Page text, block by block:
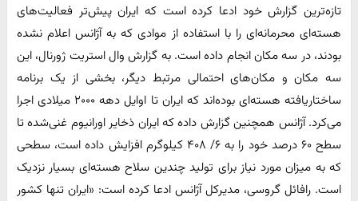
تازه‌ترین گزارش خود ادعا کرده است که ایران پیش‌تر فعالیت‌های
هسته‌ای محرمانه‌ای را با استفاده از موادی که به آژانس اعلام نشده
بودند، در سه مکان انجام داده است. به گزارش وال استریت ژورنال، این
سه مکان و مکان‌های احتمالی مرتبط دیگر، بخشی از یک برنامه
ساختاریافته هسته‌ای بوده‌اند که ایران تا اوایل دهه ۲۰۰۰ میلادی اجرا
می‌کرد. آژانس همچنین گزارش داده که ایران ذخایر اورانیوم غنی‌شده تا
سطح ۶۰ درصد خود را به ۶/ ۴۰۸ کیلوگرم افزایش داده است، سطحی
که به میزان مورد نیاز برای تولید چندین سلاح هسته‌ای بسیار نزدیک
است. رافائل گروسی، مدیرکل آژانس ادعا کرده است: «ایران تنها کشور